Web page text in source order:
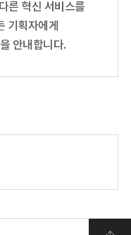
른 혁신 서비스를
기획자에게
안내합니다.